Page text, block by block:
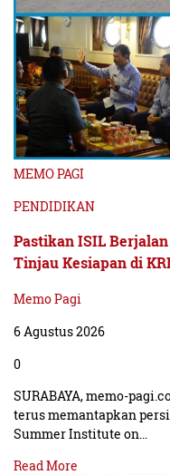
MEMO PAGI
PENDIDIKAN
Pastikan ISIL
Tinjau Kesiapan di
Memo Pagi
6 Agustus 2026
0
SURABAYA, memo-
terus memantapkan
Summer Institute on…
Read More